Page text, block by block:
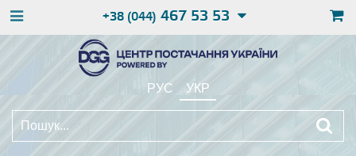
+38 (044) 467 53 53
РУС УКР